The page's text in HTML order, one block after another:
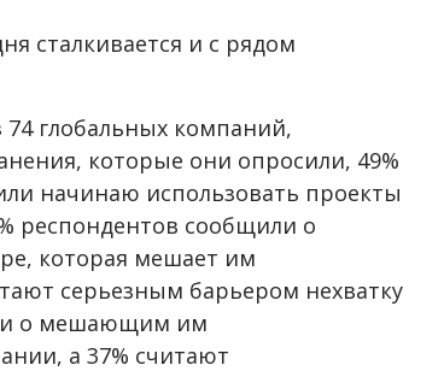
сталкивается и с рядом
74 глобальных компаний,
которые они опросили, 49%
начинаю использовать проекты
респондентов сообщили о
которая мешает им
серьезным барьером нехватку
о мешающим им
а 37% считают